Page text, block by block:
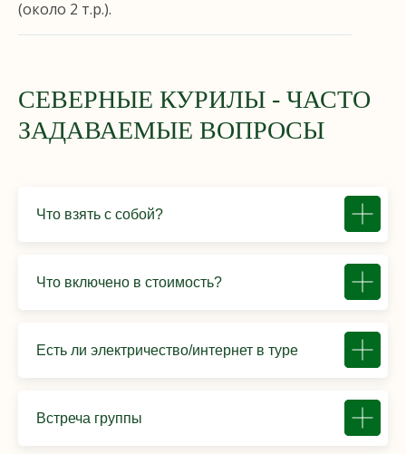
(около 2 т.р.).
СЕВЕРНЫЕ КУРИЛЫ - ЧАСТО
ЗАДАВАЕМЫЕ ВОПРОСЫ
Что взять с собой?
Что включено в стоимость?
Есть ли электричество/интернет в туре
Встреча группы